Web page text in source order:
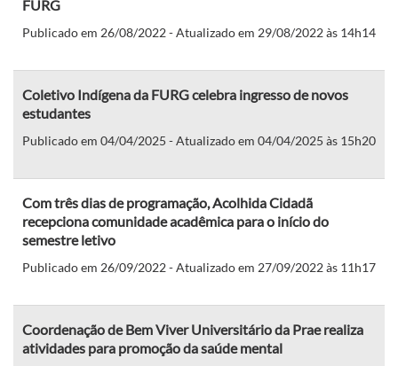
FURG
Publicado em 26/08/2022 - Atualizado em 29/08/2022 às 14h14
Coletivo Indígena da FURG celebra ingresso de novos
estudantes
Publicado em 04/04/2025 - Atualizado em 04/04/2025 às 15h20
Com três dias de programação, Acolhida Cidadã
recepciona comunidade acadêmica para o início do
semestre letivo
Publicado em 26/09/2022 - Atualizado em 27/09/2022 às 11h17
Coordenação de Bem Viver Universitário da Prae realiza
atividades para promoção da saúde mental